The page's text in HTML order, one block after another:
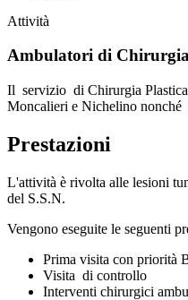
Attività
Ambulatori di
Il servizio di Chirurgia Plastica
Moncalieri e Nichelino nonché
Prestazioni
L'attività è rivolta alle lesioni
del S.S.N.
Vengono eseguite le seguenti
Prima visita con priorità
Visita di controllo
Interventi chirurgici